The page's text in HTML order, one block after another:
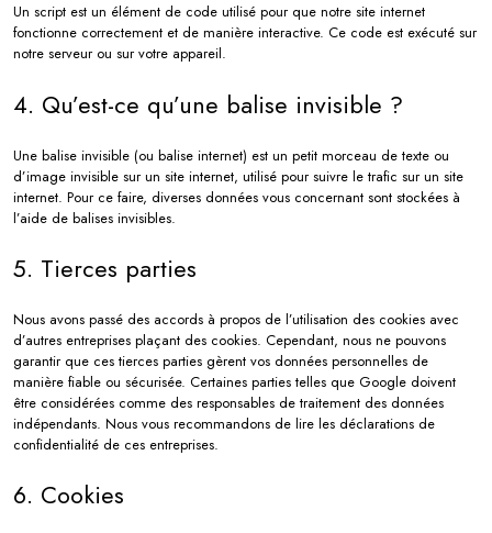
Un script est un élément de code utilisé pour que notre site internet
fonctionne correctement et de manière interactive. Ce code est exécuté sur
notre serveur ou sur votre appareil.
4. Qu’est-ce qu’une balise invisible ?
Une balise invisible (ou balise internet) est un petit morceau de texte ou
d’image invisible sur un site internet, utilisé pour suivre le trafic sur un site
internet. Pour ce faire, diverses données vous concernant sont stockées à
l’aide de balises invisibles.
5. Tierces parties
Nous avons passé des accords à propos de l’utilisation des cookies avec
d’autres entreprises plaçant des cookies. Cependant, nous ne pouvons
garantir que ces tierces parties gèrent vos données personnelles de
manière fiable ou sécurisée. Certaines parties telles que Google doivent
être considérées comme des responsables de traitement des données
indépendants. Nous vous recommandons de lire les déclarations de
confidentialité de ces entreprises.
6. Cookies